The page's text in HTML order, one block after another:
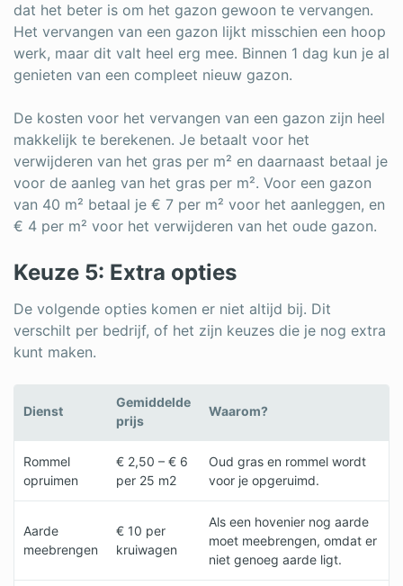
dat het beter is om het gazon gewoon te vervangen.
Het vervangen van een gazon lijkt misschien een hoop
werk, maar dit valt heel erg mee. Binnen 1 dag kun je al
genieten van een compleet nieuw gazon.
De kosten voor het vervangen van een gazon zijn heel
makkelijk te berekenen. Je betaalt voor het
verwijderen van het gras per m² en daarnaast betaal je
voor de aanleg van het gras per m². Voor een gazon
van 40 m² betaal je € 7 per m² voor het aanleggen, en
€ 4 per m² voor het verwijderen van het oude gazon.
Keuze 5: Extra opties
De volgende opties komen er niet altijd bij. Dit
verschilt per bedrijf, of het zijn keuzes die je nog extra
kunt maken.
Dienst
Gemiddelde
prijs
Waarom?
Rommel
opruimen
€ 2,50 – € 6
per 25 m2
Oud gras en rommel wordt
voor je opgeruimd.
Aarde
meebrengen
€ 10 per
kruiwagen
Als een hovenier nog aarde
moet meebrengen, omdat er
niet genoeg aarde ligt.